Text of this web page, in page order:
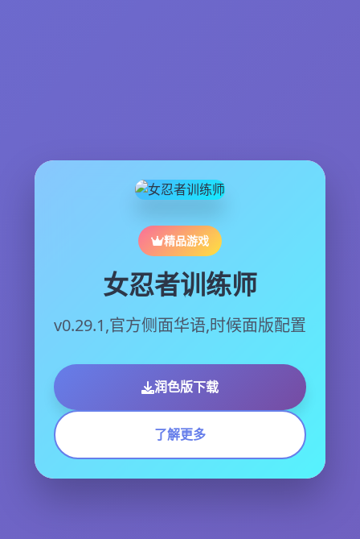
精品游戏
女忍者训练师
v0.29.1,官方侧面华语,时候面版配置
润色版下载
了解更多